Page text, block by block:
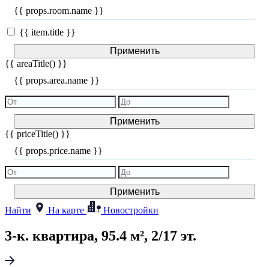
{{ props.room.name }}
{{ item.title }}
Применить
{{ areaTitle() }}
{{ props.area.name }}
Применить
{{ priceTitle() }}
{{ props.price.name }}
Применить
Найти
На карте Новостройки
3-к. квартира, 95.4 м², 2/17 эт.